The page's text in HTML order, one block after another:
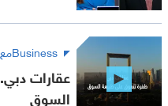
Businessمع لبنى
عقارات
السوق